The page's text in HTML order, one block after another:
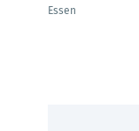
Essen